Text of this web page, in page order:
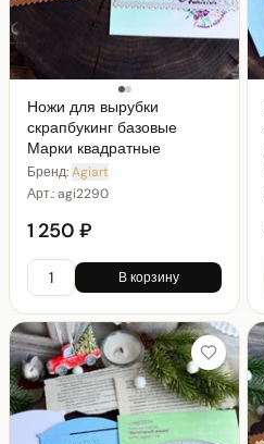
Ножи для вырубки
скрапбукинг базовые
Марки квадратные
Бренд:Agiart
Арт.:agi2290
1 250 ₽
В корзину